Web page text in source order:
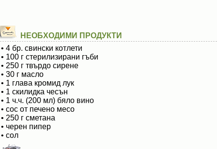
НЕОБХОДИМИ ПРОДУКТИ
• 4 бр. свински котлети
• 100 г стерилизирани гъби
• 250 г твърдо сирене
• 30 г масло
• 1 глава кромид лук
• 1 скилидка чесън
• 1 ч.ч. (200 мл) бяло вино
• сос от печено месо
• 250 г сметана
• черен пипер
• сол